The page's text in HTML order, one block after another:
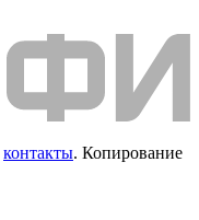
контакты. Копирование